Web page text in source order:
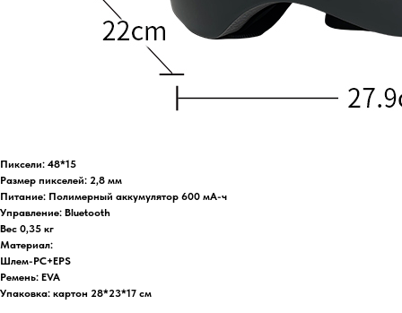
Пиксели: 48*15
Размер пикселей: 2,8 мм
Питание: Полимерный аккумулятор 600 мА-ч
Управление: Bluetooth
Вес 0,35 кг
Материал:
Шлем-PC+EPS
Ремень: EVA
Упаковка: картон 28*23*17 см